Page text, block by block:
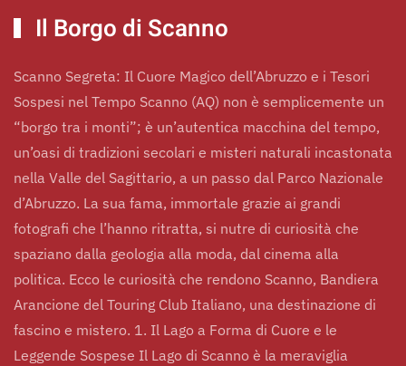
Scanno
Esplora la Regione Abruzzo Il Borgo Dettagli
Esperienze Mangiare e Bere
Il Borgo di Scanno
Scanno Segreta: Il Cuore Magico dell’Abruzzo e i Tesori
Sospesi nel Tempo Scanno (AQ) non è semplicemente un
“borgo tra i monti”; è un’autentica macchina del tempo,
un’oasi di tradizioni secolari e misteri naturali incastonata
nella Valle del Sagittario, a un passo dal Parco Nazionale
d’Abruzzo. La sua fama, immortale grazie ai grandi
fotografi che l’hanno ritratta, si nutre di curiosità che
spaziano dalla geologia alla moda, dal cinema alla
politica. Ecco le curiosità che rendono Scanno, Bandiera
Arancione del Touring Club Italiano, una destinazione di
fascino e mistero. 1. Il Lago a Forma di Cuore e le
Leggende Sospese Il Lago di Scanno è la meraviglia